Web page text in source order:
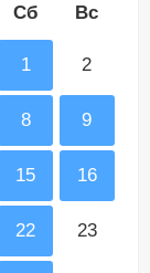
Сб Вс
1 2
8 9
15 16
22 23